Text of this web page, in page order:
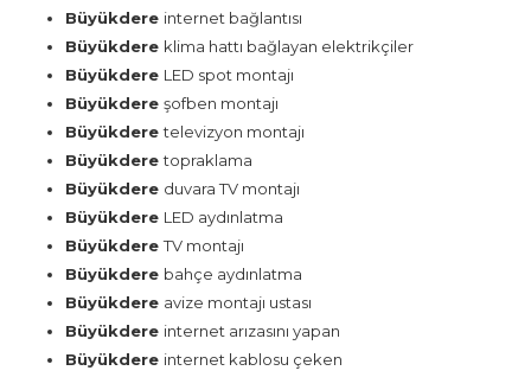
Büyükdere internet bağlantısı
Büyükdere klima hattı bağlayan elektrikçiler
Büyükdere LED spot montajı
Büyükdere şofben montajı
Büyükderetelevizyon montajı
Büyükderetopraklama
Büyükdere duvara TV montajı
Büyükdere LED aydınlatma
BüyükdereTV montajı
Büyükdere bahçe aydınlatma
Büyükdere avize montajı ustası
Büyükdere internet arızasını yapan
Büyükdere internet kablosu çeken